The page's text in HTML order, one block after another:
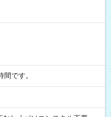
時間です。